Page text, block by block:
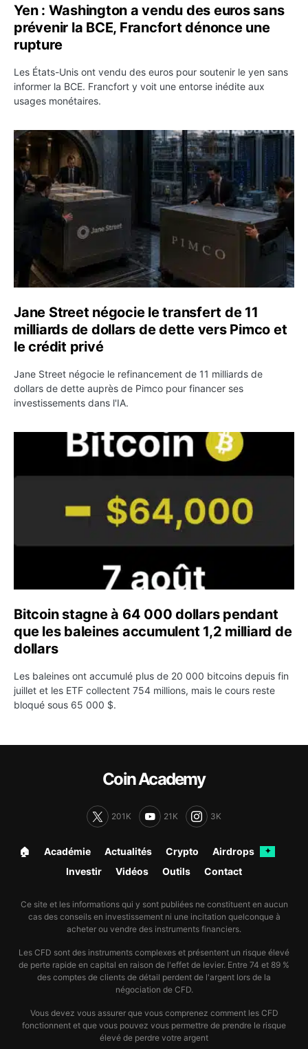
Yen : Washington a vendu des euros sans
prévenir la BCE, Francfort dénonce une
rupture
Les États-Unis ont vendu des euros pour soutenir le yen sans
informer la BCE. Francfort y voit une entorse inédite aux
usages monétaires.
Jane Street négocie le transfert de 11 milliards de
Jane Street négocie le transfert de 11
milliards de dollars de dette vers Pimco et
le crédit privé
Jane Street négocie le refinancement de 11 milliards de
dollars de dette auprès de Pimco pour financer ses
investissements dans l'IA.
Bitcoin stagne à 64 000 dollars pendant que les
Bitcoin stagne à 64 000 dollars pendant
que les baleines accumulent 1,2 milliard de
dollars
Les baleines ont accumulé plus de 20 000 bitcoins depuis fin
juillet et les ETF collectent 754 millions, mais le cours reste
bloqué sous 65 000 $.
Coin Academy
201K 21K 3K
🏠︎ Académie Actualités Crypto Airdrops ✦
Investir Vidéos Outils Contact
Ce site et les informations qui y sont publiées ne constituent en aucun
cas des conseils en investissement ni une incitation quelconque à
acheter ou vendre des instruments financiers.
Les CFD sont des instruments complexes et présentent un risque élevé
de perte rapide en capital en raison de l'effet de levier. Entre 74 et 89 %
des comptes de clients de détail perdent de l'argent lors de la
négociation de CFD.
Vous devez vous assurer que vous comprenez comment les CFD
fonctionnent et que vous pouvez vous permettre de prendre le risque
élevé de perdre votre argent